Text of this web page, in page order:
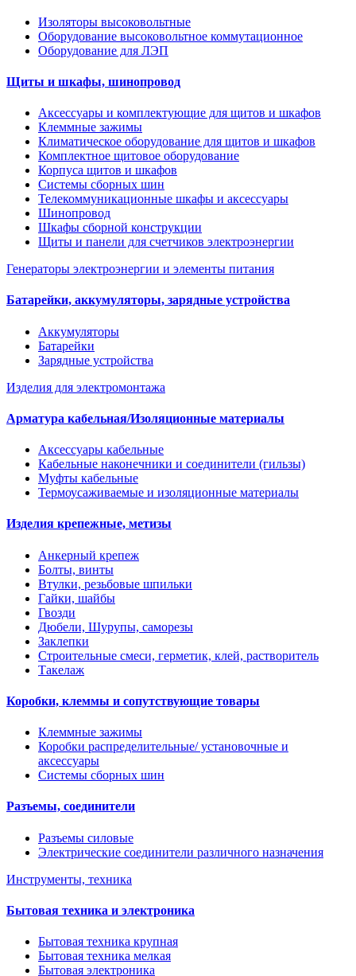
Изоляторы высоковольтные
Оборудование высоковольтное коммутационное
Оборудование для ЛЭП
Щиты и шкафы, шинопровод
Аксессуары и комплектующие для щитов и шкафов
Клеммные зажимы
Климатическое оборудование для щитов и шкафов
Комплектное щитовое оборудование
Корпуса щитов и шкафов
Системы сборных шин
Телекоммуникационные шкафы и аксессуары
Шинопровод
Шкафы сборной конструкции
Щиты и панели для счетчиков электроэнергии
Генераторы электроэнергии и элементы питания
Батарейки, аккумуляторы, зарядные устройства
Аккумуляторы
Батарейки
Зарядные устройства
Изделия для электромонтажа
Арматура кабельная/Изоляционные материалы
Аксессуары кабельные
Кабельные наконечники и соединители (гильзы)
Муфты кабельные
Термоусаживаемые и изоляционные материалы
Изделия крепежные, метизы
Анкерный крепеж
Болты, винты
Втулки, резьбовые шпильки
Гайки, шайбы
Гвозди
Дюбели, Шурупы, саморезы
Заклепки
Строительные смеси, герметик, клей, растворитель
Такелаж
Коробки, клеммы и сопутствующие товары
Клеммные зажимы
Коробки распределительные/ установочные и
аксессуары
Системы сборных шин
Разъемы, соединители
Разъемы силовые
Электрические соединители различного назначения
Инструменты, техника
Бытовая техника и электроника
Бытовая техника крупная
Бытовая техника мелкая
Бытовая электроника